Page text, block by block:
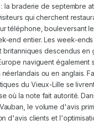
la braderie de septembre
qui cherchent
téléphone, bouleversant
end entier. Les week-
britanniques descendus en
naviguent également
ou en anglais.
du Vieux-Lille se
où la note fait autorité.
le volume d'avis
d'avis clients et